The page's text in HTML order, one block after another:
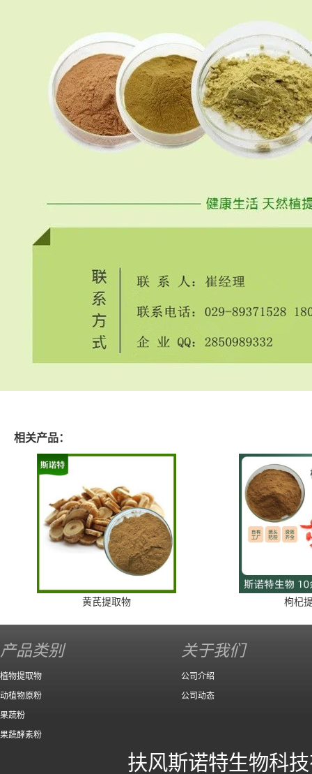
相关产品：
黄芪提取物 枸杞
产品类别
植物提取物
动植物原粉
果蔬粉
果蔬酵素粉
关于我们
公司介绍
公司动态
扶风斯诺特生物科